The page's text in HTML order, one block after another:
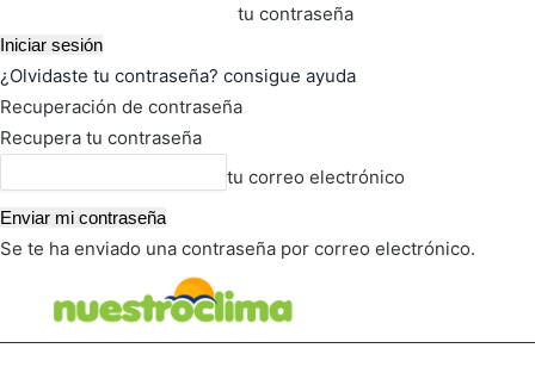
tu contraseña
¿Olvidaste tu contraseña? consigue ayuda
Recuperación de contraseña
Recupera tu contraseña
tu correo electrónico
Se te ha enviado una contraseña por correo electrónico.